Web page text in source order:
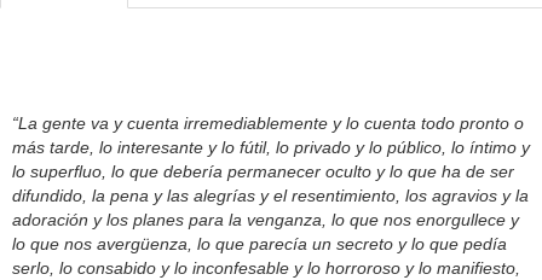
“La gente va y cuenta irremediablemente y lo cuenta todo pronto o
más tarde, lo interesante y lo fútil, lo privado y lo público, lo íntimo y
lo superfluo, lo que debería permanecer oculto y lo que ha de ser
difundido, la pena y las alegrías y el resentimiento, los agravios y la
adoración y los planes para la venganza, lo que nos enorgullece y
lo que nos avergüenza, lo que parecía un secreto y lo que pedía
serlo, lo consabido y lo inconfesable y lo horroroso y lo manifiesto,